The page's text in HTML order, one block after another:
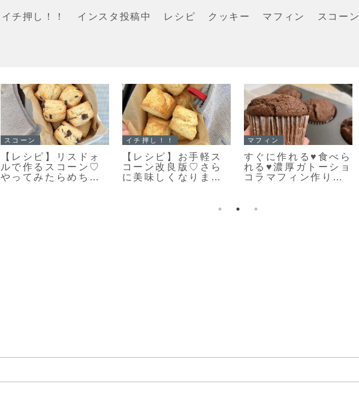
イチ押し！！ インスタ投稿中 レシピ クッキー マフィン スコーン
スコーン
【レシピ】リスドォ
ルで作るスコーン♡
やってみたらめちゃ
イチ押し！！
【レシピ】お手軽ス
コーン改良版♡さら
に美味しくなりまし
マフィン
すぐに作れる♥食べら
れる♥濃厚ガトーショ
コラマフィン作りま